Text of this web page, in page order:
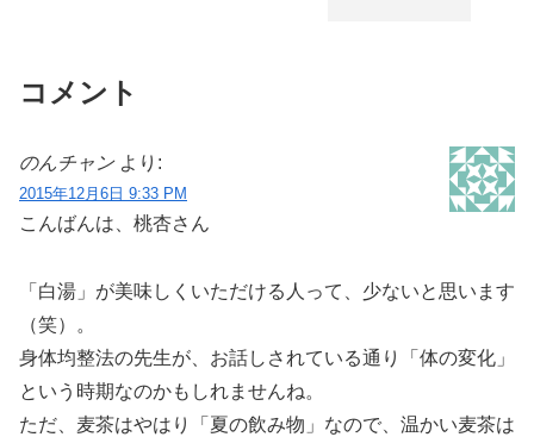
コメント
のんチャン より:
2015年12月6日 9:33 PM
こんばんは、桃杏さん
「白湯」が美味しくいただける人って、少ないと思います
（笑）。
身体均整法の先生が、お話しされている通り「体の変化」
という時期なのかもしれませんね。
ただ、麦茶はやはり「夏の飲み物」なので、温かい麦茶は